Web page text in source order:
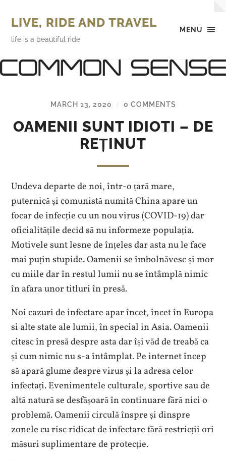
MENU
LIVE, RIDE AND TRAVEL
life is a beautiful ride
MARCH 13, 2020 / 0 COMMENTS
OAMENII SUNT IDIOTI – DE
REȚINUT
Undeva departe de noi, într-o țară mare,
puternică și comunistă numită China apare un
focar de infecție cu un nou virus (COVID-19) dar
oficialitățile decid să nu informeze populația.
Motivele sunt lesne de înțeles dar asta nu le face
mai puțin stupide. Oamenii se îmbolnăvesc și mor
cu miile dar în restul lumii nu se întâmplă nimic
în afara unor titluri în presă.
Noi cazuri de infectare apar încet, încet în Europa
si alte state ale lumii, în special in Asia. Oamenii
citesc în presă despre asta dar își văd de treabă ca
și cum nimic nu s-a întâmplat. Pe internet încep
să apară glume despre virus și la adresa celor
infectați. Evenimentele culturale, sportive sau de
altă natură se desfășoară în continuare fără nici o
problemă. Oamenii circulă înspre și dinspre
zonele cu risc ridicat de infectare fără restricții ori
măsuri suplimentare de protecție.